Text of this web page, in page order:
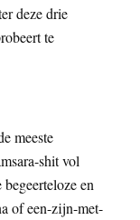
deze drie
te
meeste
shit vol
en
of een-zijn-met-